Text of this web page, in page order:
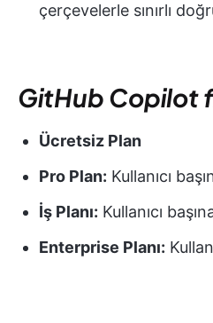
çerçevelerle sınırlı
GitHub Copilot
Ücretsiz Plan
Pro Plan: Kullanıcı
İş Planı: Kullanıcı
Enterprise Planı: